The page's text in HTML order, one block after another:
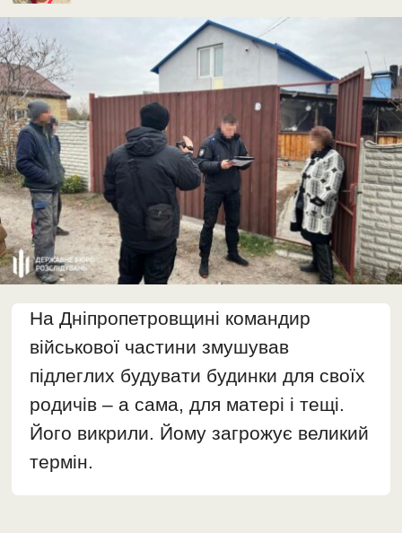
На Дніпропетровщині командир
військової частини змушував
підлеглих будувати будинки для своїх
родичів – а сама, для матері і тещі.
Його викрили. Йому загрожує великий
термін.